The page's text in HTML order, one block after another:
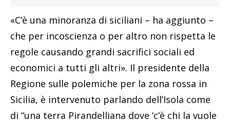
«C’è una minoranza di siciliani – ha aggiunto –
che per incoscienza o per altro non rispetta le
regole causando grandi sacrifici sociali ed
economici a tutti gli altri». Il presidente della
Regione sulle polemiche per la zona rossa in
Sicilia, è intervenuto parlando dell’Isola come
di “una terra Pirandelliana dove ‘c’è chi la vuole